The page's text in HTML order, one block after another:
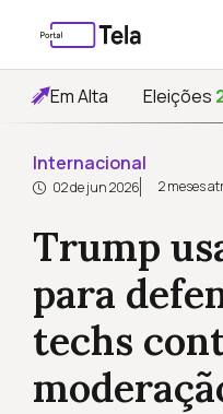
Em Alta Eleições
Internacional
02 de jun 2026 2 meses
Trump
para
techs